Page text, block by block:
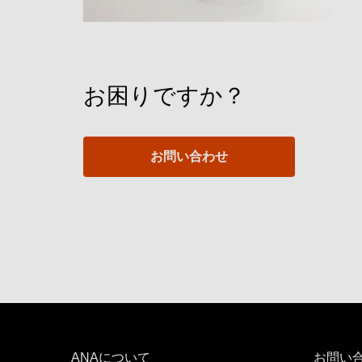
お困りですか？
お問い合わせ
ANAについて
お問い